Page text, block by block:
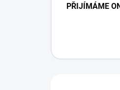
PŘIJÍMÁME